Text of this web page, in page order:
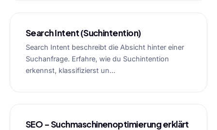
Search Intent (Suchintention)
Search Intent beschreibt die Absicht hinter einer
Suchanfrage. Erfahre, wie du Suchintention
erkennst, klassifizierst un...
SEO – Suchmaschinenoptimierung erklärt